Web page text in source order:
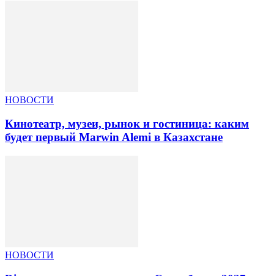
НОВОСТИ
Кинотеатр, музеи, рынок и гостиница: каким
будет первый Marwin Alemi в Казахстане
НОВОСТИ